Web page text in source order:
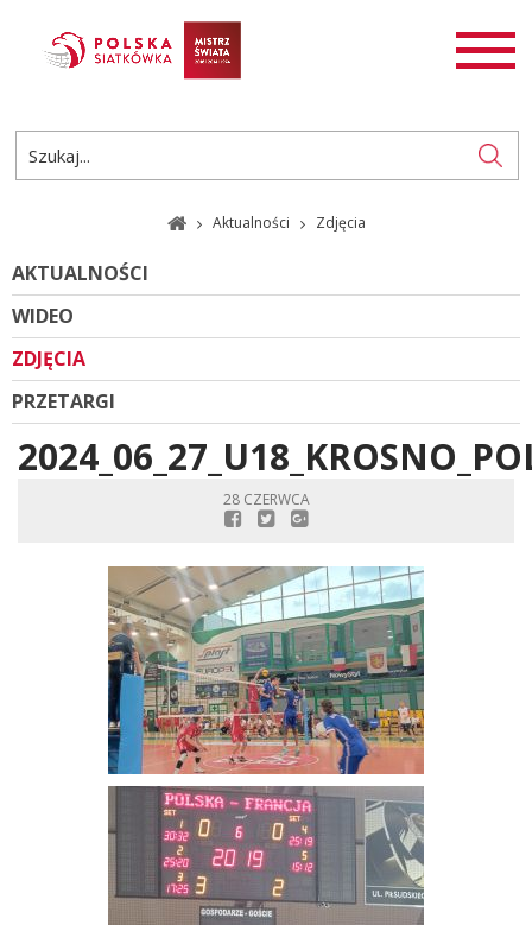
AKTUALNOŚCI
ROZGRYWKI
PL EN
Aktualności Zdjęcia
AKTUALNOŚCI
WIDEO
ZDJĘCIA
PRZETARGI
28 CZERWCA